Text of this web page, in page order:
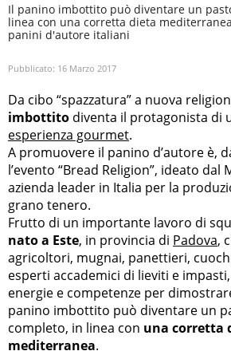
Il panino imbottito può diventare un
linea con una corretta dieta
panini d'autore italiani
Pubblicato: 16 Marzo 2017
Da cibo “spazzatura” a nuova
imbottito diventa il protagonista di
esperienza gourmet.
A promuovere il panino d’autore è,
l’evento “Bread Religion”, ideato dal
azienda leader in Italia per la
grano tenero.
Frutto di un importante lavoro di
nato a Este, in provincia di Padova,
agricoltori, mugnai, panettieri,
esperti accademici di lieviti e
energie e competenze per
panino imbottito può diventare un
completo, in linea con una corretta
mediterranea.